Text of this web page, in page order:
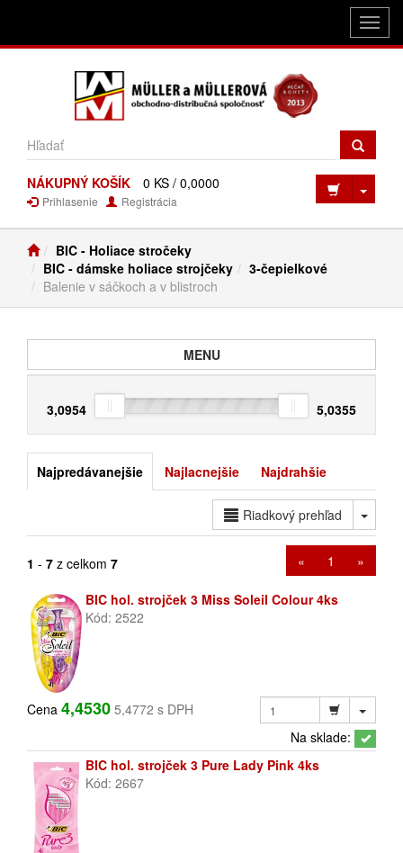
NÁKUPNÝ KOŠÍK 0 KS / 0,0000
Prihlasenie Registrácia
BIC - Holiace stročeky
BIC - dámske holiace strojčeky
3-čepielkové
Balenie v sáčkoch a v blistroch
MENUToggle navigation
3,0954 5,0355
Najpredávanejšie Najlacnejšie Najdrahšie
Riadkový prehľad
1 - 7 z celkom 7 « 1 »
BIC hol. strojček 3 Miss Soleil Colour 4ks
Kód: 2522
Cena 4,4530 5,4772 s DPH
Na sklade:
BIC hol. strojček 3 Pure Lady Pink 4ks
Kód: 2667